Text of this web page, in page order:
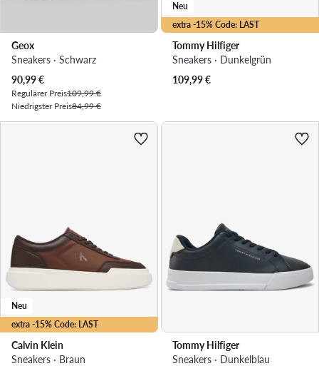
Geox
Sneakers · Schwarz
Aktueller Preis
90,99€
Regulärer Preis109,99 €
Niedrigster Preis84,99 €
extra -15% Code: LAST
Neu
Tommy Hilfiger
Sneakers · Dunkelgrün
109,99€
extra -15% Code: LAST
Neu
Calvin Klein
Sneakers · Braun
Tommy Hilfiger
Sneakers · Dunkelblau